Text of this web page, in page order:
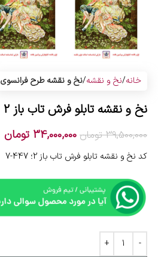
خانه نخ و نقشه نخ و نقشه طرح فرانسوی
نخ و نقشه تابلو فرش تاب باز 2
39,500,000 تومان 34,000,000 تومان
کد نخ و نقشه تابلو فرش تاب باز 2؛ 447-7